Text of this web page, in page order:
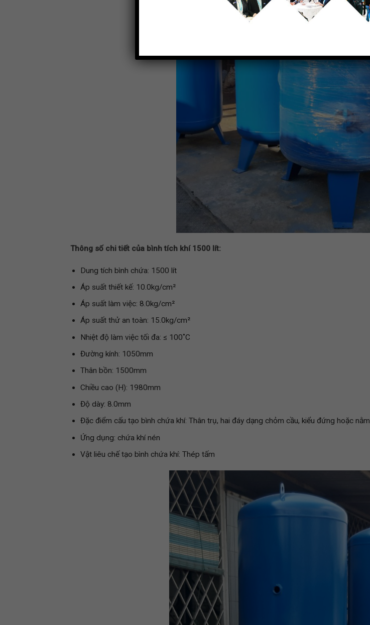
Thông số chi tiết của bình tích khí 1500 lít:
Dung tích bình chứa: 1500 lít
Áp suất thiết kế: 10.0kg/cm²
Áp suất làm việc: 8.0kg/cm²
Áp suất thử an toàn: 15.0kg/cm²
Nhiệt độ làm việc tối đa: ≤ 100˚C
Đường kính: 1050mm
Thân bồn: 1500mm
Chiều cao (H): 1980mm
Độ dày: 8.0mm
Đặc điểm cấu tạo bình chứa khí: Thân trụ, hai đáy dạng chỏm cầu, kiểu đứng hoặc nằm
Ứng dụng: chứa khí nén
Vật liêu chế tạo bình chứa khí: Thép tấm